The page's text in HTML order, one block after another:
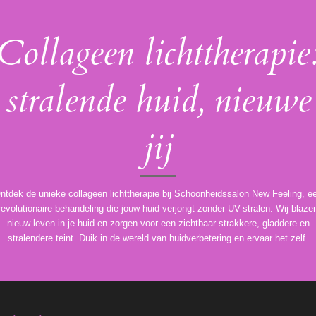
stralende huid, nieuwe
jij
de unieke collageen lichttherapie bij Schoonheidssalon New Feeling,
behandeling die jouw huid verjongt zonder UV-stralen. Wij
nieuw leven in je huid en zorgen voor een zichtbaar strakkere, gladdere en
stralendere teint. Duik in de wereld van huidverbetering en ervaar het zelf.